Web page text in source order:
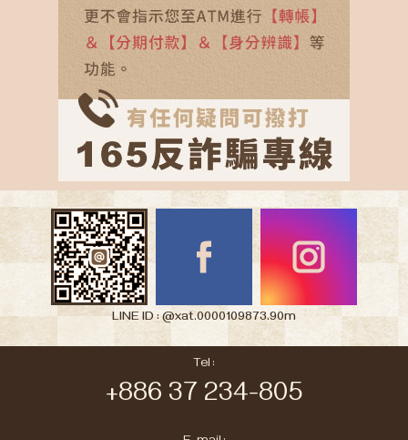
LINE ID : @xat.0000109873.90m
Tel :
+886 37 234-805